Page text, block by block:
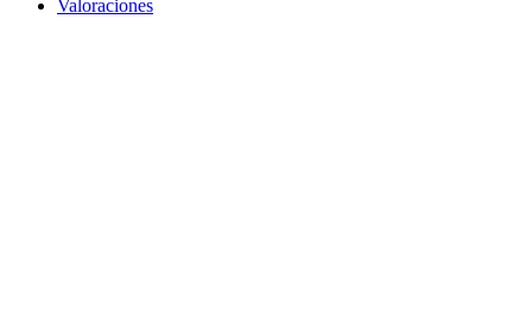
Valoraciones